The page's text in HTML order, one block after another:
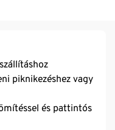
piknikezéshez vagy
és pattintós